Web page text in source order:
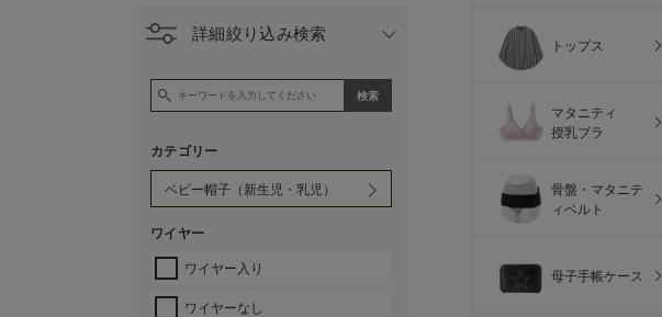
詳細絞り込み検索
カテゴリー
ワイヤー
ワイヤー入り
ワイヤーなし
トップス
マタニティ
授乳ブラ
骨盤・マタニテ
ィベルト
母子手帳ケース